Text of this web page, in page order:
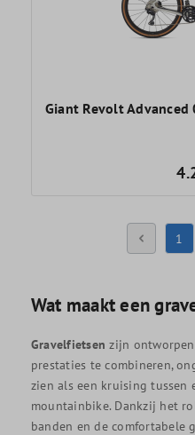
Giant Revolt Advanced
1
Wat maakt een
Gravelfietsen zijn
prestaties te combineren,
zien als een kruising tussen
mountainbike. Dankzij het
banden en de comfortabele